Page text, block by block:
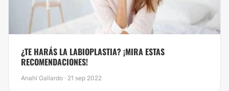
​¿TE HARÁS LA LABIOPLASTIA? ¡MIRA ESTAS
RECOMENDACIONES!
Anahí Gallardo · 21 sep 2022